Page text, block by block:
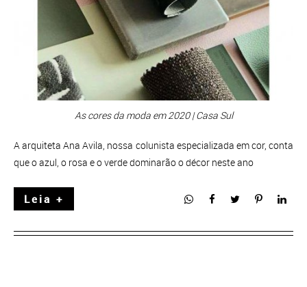
As cores da moda em 2020 | Casa Sul
A arquiteta Ana Avila, nossa colunista especializada em cor, conta
que o azul, o rosa e o verde dominarão o décor neste ano
Leia +